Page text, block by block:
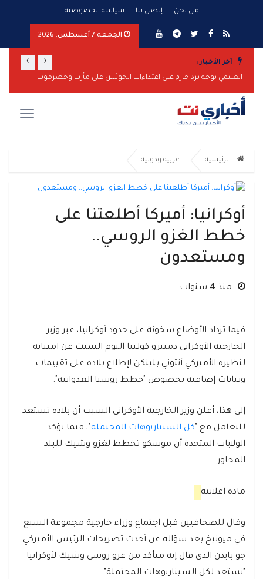
من نحن إتصل بنا سياسة الخصوصية
الجمعة 7 أغسطس, 2026
آخر الأخبار :
العليمي يوجه برد حازم على اعتداءات الحوثيين على مأرب وحضرموت
‹
›
الرئيسية عربية ودولية
أوكرانيا: أميركا أطلعتنا على
خطط الغزو الروسي..
ومستعدون
منذ 4 سنوات
فيما تزداد الأوضاع سخونة على حدود أوكرانيا، عبر وزير
الخارجية الأوكراني دميترو كوليبا اليوم السبت عن امتنانه
لنظيره الأميركي أنتوني بلينكن لإطلاع بلاده على تقييمات
وبيانات إضافية بخصوص "خطط روسيا العدوانية".
إلى هذا، أعلن وزير الخارجية الأوكراني السبت أن بلاده تستعد
للتعامل مع " كل السيناريوهات المحتملة "، فيما تؤكد
الولايات المتحدة أن موسكو تخطط لغزو وشيك للبلد
المجاور.
مادة اعلانية
وقال للصحافيين قبل اجتماع وزراء خارجية مجموعة السبع
في ميونيخ بعد سؤاله عن أحدث تصريحات الرئيس الأميركي
جو بايدن الذي قال إنه متأكد من غزو روسي وشيك لأوكرانيا
"نستعد لكل السيناريوهات المحتملة".